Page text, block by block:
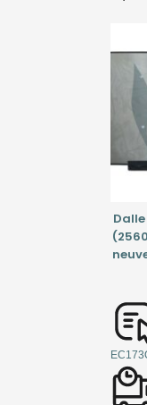
Dalle